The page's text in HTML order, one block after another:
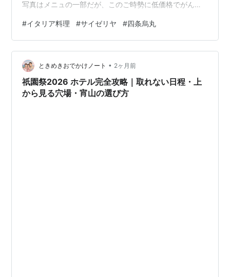
写真はメニュの一部だが、このご時勢に低価格でがんば
ビール400円と赤グラスワイン100円でスタート。 毎回
いただくキャロットラペ200円。これが好きなのよ、ワ
インがすすむ。 蒸し鶏の香味ソース280円は予想通りの
味でやっぱりワインがすすむ。けっこうボリュームあ
り。 ポテトのグリル300円。普通に美味しいが、サイ…
#イタリア料理 #サイゼリヤ #四条烏丸
ときめきおでかけノート • 2ヶ月前
祇園祭2026 ホテル完全攻略｜取れない日程・上
から見る穴場・宵山の選び方